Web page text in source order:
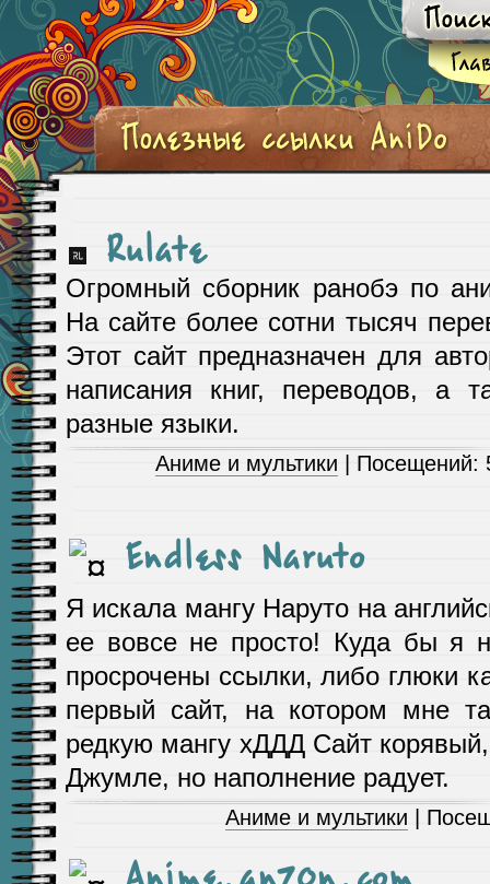
Rulate
Огромный сборник ранобэ по
На сайте более сотни тысяч
Этот сайт предназначен для
написания книг, переводов, а
разные языки.
Аниме и мультики |
Endless Naruto
Я искала мангу Наруто на
ее вовсе не просто! Куда бы я
просрочены ссылки, либо глюки
первый сайт, на котором мне
редкую мангу хДДД Сайт
Джумле, но наполнение радует.
Аниме и мультики |
Anime.an70n.com